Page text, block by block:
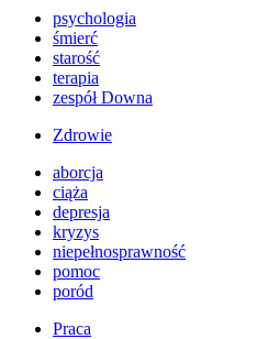
psychologia
śmierć
starość
terapia
zespół Downa
Zdrowie
aborcja
ciąża
depresja
kryzys
niepełnosprawność
pomoc
poród
Praca